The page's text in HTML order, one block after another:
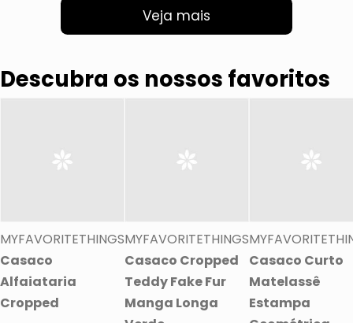
Veja mais
Descubra os nossos favoritos
MYFAVORITETHINGS
Casaco
Alfaiataria
Cropped
MYFAVORITETHINGS
Casaco Cropped
Teddy Fake Fur
Manga Longa
Casaco Curto
Matelassê
Estampa